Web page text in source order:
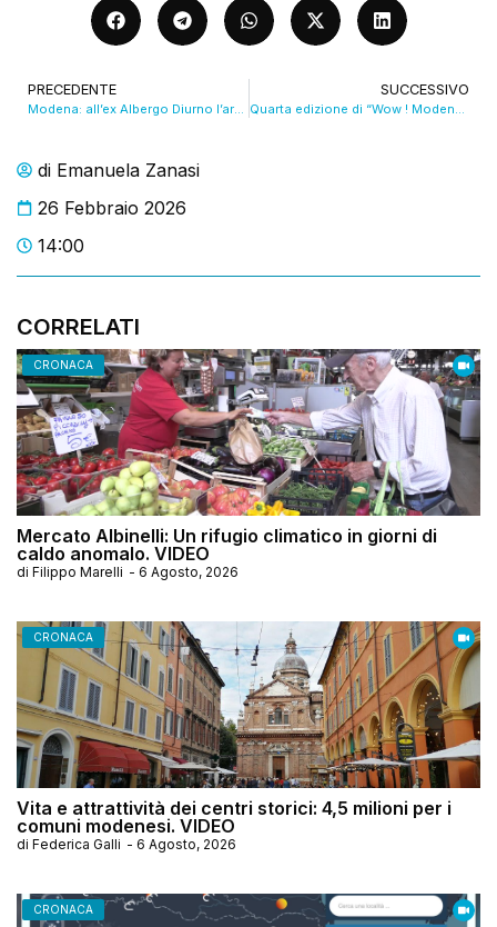
di Emanuela Zanasi
26 Febbraio 2026
14:00
CORRELATI
CRONACA
Mercato Albinelli: Un rifugio climatico in giorni di
caldo anomalo. VIDEO
di Filippo Marelli - 6 Agosto, 2026
CRONACA
Vita e attrattività dei centri storici: 4,5 milioni per i
comuni modenesi. VIDEO
di Federica Galli - 6 Agosto, 2026
CRONACA
PRECEDENTE
Modena: all’ex Albergo Diurno l’arte digitale diventa interattiva con PerMeA. VIDEO
SUCCESSIVO
Quarta edizione di “Wow ! Modena” in fiera nel fine settimana. VIDEO